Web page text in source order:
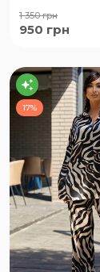
1 350грн
950 грн
17%